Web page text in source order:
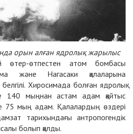
орын алған ядролық жарылыс
өтер-өтпестен атом бомбасы
және Нагасаки қалаларына
Хиросимада болған ядролық
140 мыңнан астам адам қайтыс
75 мың адам. Қалалардың өздері
тарихындағы антропогендік
болып қалды.